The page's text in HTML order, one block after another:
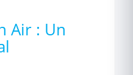
Air : Un